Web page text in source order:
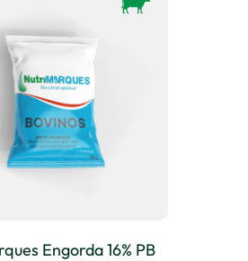
Engorda 16% PB